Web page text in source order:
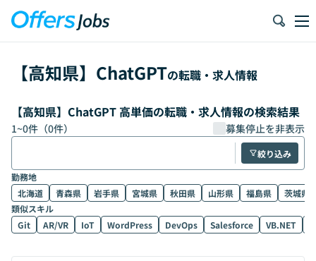
【高知県】 ChatGPTの転職・求人情報
【高知県】ChatGPT 高単価の転職・求人情報の検索結果
1~0件（0件） 募集停止を非表示
絞り込み
勤務地
北海道
青森県 岩手県 宮城県 秋田県 山形県 福島県
茨城県
類似スキル
Git
AR/VR IoT WordPress DevOps Salesforce VB.NET